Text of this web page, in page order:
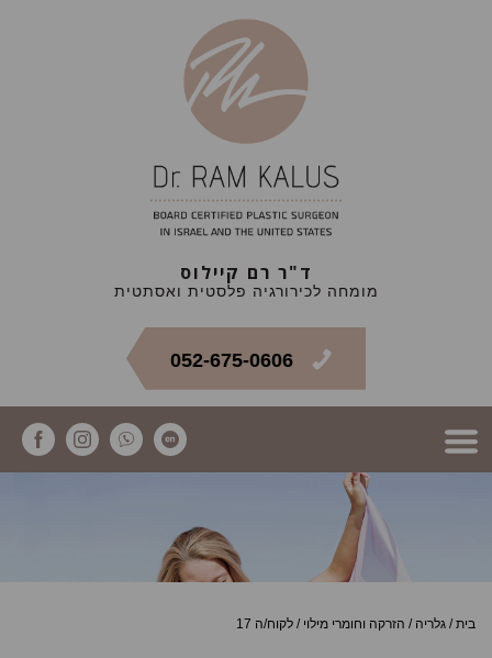
ד"ר רם קיילוס
מומחה לכירורגיה פלסטית ואסתטית
052-675-0606
בית/ גלריה / הזרקה וחומרי מילוי / לקוח/ה 17